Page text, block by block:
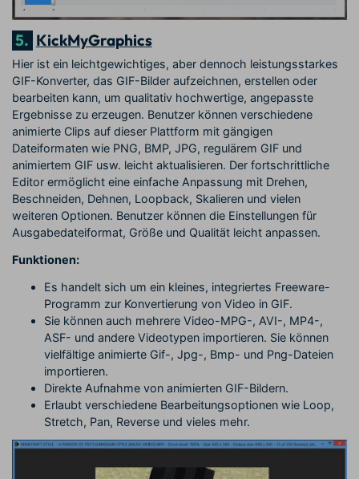
5. KickMyGraphics
Hier ist ein leichtgewichtiges, aber dennoch leistungsstarkes
GIF-Konverter, das GIF-Bilder aufzeichnen, erstellen oder
bearbeiten kann, um qualitativ hochwertige, angepasste
Ergebnisse zu erzeugen. Benutzer können verschiedene
animierte Clips auf dieser Plattform mit gängigen
Dateiformaten wie PNG, BMP, JPG, regulärem GIF und
animiertem GIF usw. leicht aktualisieren. Der fortschrittliche
Editor ermöglicht eine einfache Anpassung mit Drehen,
Beschneiden, Dehnen, Loopback, Skalieren und vielen
weiteren Optionen. Benutzer können die Einstellungen für
Ausgabedateiformat, Größe und Qualität leicht anpassen.
Funktionen:
Es handelt sich um ein kleines, integriertes Freeware-
Programm zur Konvertierung von Video in GIF.
Sie können auch mehrere Video-MPG-, AVI-, MP4-,
ASF- und andere Videotypen importieren. Sie können
vielfältige animierte Gif-, Jpg-, Bmp- und Png-Dateien
importieren.
Direkte Aufnahme von animierten GIF-Bildern.
Erlaubt verschiedene Bearbeitungsoptionen wie Loop,
Stretch, Pan, Reverse und vieles mehr.